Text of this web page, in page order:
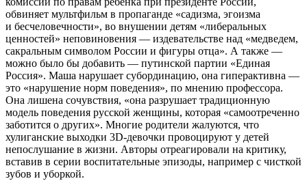
обвиняет мультфильм в пропаганде «садизма, эгоизма
и бесчеловечности», во внушении детям «либеральных
ценностей» неповиновения — издевательстве над «медведем,
сакральным символом России и фигуры отца». А также —
можно было бы добавить — путинской партии «Единая
Россия». Маша нарушает субординацию, она гиперактивна —
это «нарушение норм поведения», по мнению профессора.
Она лишена сочувствия, «она разрушает традиционную
модель поведения русской женщины, которая «самоотреченно
заботится о других». Многие родители жалуются, что
хулиганские выходки 3D-девочки провоцируют у детей
непослушание в жизни. Авторы отреагировали на критику,
вставив в серии воспитательные эпизоды, например с чисткой
зубов и уборкой.